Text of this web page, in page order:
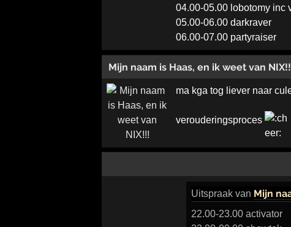
04.00-05.00 lobotomy inc
05.00-06.00 darkraver
06.00-07.00 partyraiser
Mijn naam is Haas, en ik weet van
ma kga tog liever naar
verouderingsproces
Uitspraakvan Mijn
22.00-23.00 activator